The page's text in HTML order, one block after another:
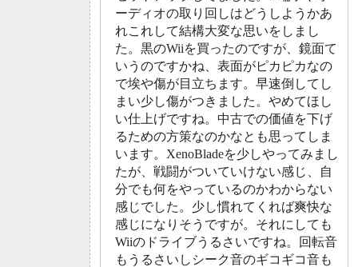
ーディオの取り回しはどうしようかあ
れこれして結構大変な思いをしまし
た。黒のWiiを買ったのですが、鏡面て
いうのですかね、表面がピカピカなの
で埃や傷が目立ちます。早速倒してし
まい少し傷がつきました。やめてほし
い仕上げですね。中古での価値を下げ
るための方策なのかなとも思ってしま
います。XenoBladeを少しやってみまし
たが、戦闘がついていけない感じ、自
分でも何をやっているのかわからない
感じでした。少し慣れてくれば爽快な
感じになりそうですが。それにしても
Wiiのドライブうるさいですね。回転音
もうるさいしシーク音のギコギコ音も